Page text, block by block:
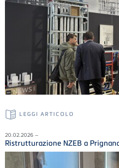
LEGGI ARTICOLO
20.02.2026 –
Ristrutturazione NZEB a